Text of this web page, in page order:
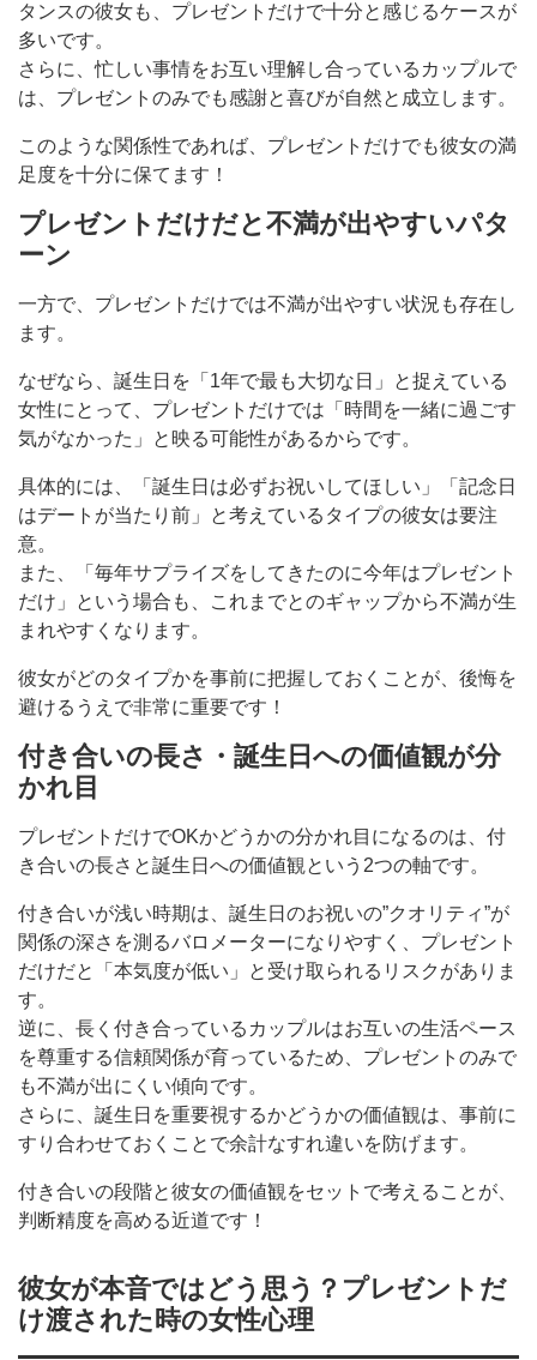
タンスの彼女も、プレゼントだけで十分と感じるケースが
多いです。
さらに、忙しい事情をお互い理解し合っているカップルで
は、プレゼントのみでも感謝と喜びが自然と成立します。
このような関係性であれば、プレゼントだけでも彼女の満
足度を十分に保てます！
プレゼントだけだと不満が出やすいパタ
ーン
一方で、プレゼントだけでは不満が出やすい状況も存在し
ます。
なぜなら、誕生日を「1年で最も大切な日」と捉えている
女性にとって、プレゼントだけでは「時間を一緒に過ごす
気がなかった」と映る可能性があるからです。
具体的には、「誕生日は必ずお祝いしてほしい」「記念日
はデートが当たり前」と考えているタイプの彼女は要注
意。
また、「毎年サプライズをしてきたのに今年はプレゼント
だけ」という場合も、これまでとのギャップから不満が生
まれやすくなります。
彼女がどのタイプかを事前に把握しておくことが、後悔を
避けるうえで非常に重要です！
付き合いの長さ・誕生日への価値観が分
かれ目
プレゼントだけでOKかどうかの分かれ目になるのは、付
き合いの長さと誕生日への価値観という2つの軸です。
付き合いが浅い時期は、誕生日のお祝いの”クオリティ”が
関係の深さを測るバロメーターになりやすく、プレゼント
だけだと「本気度が低い」と受け取られるリスクがありま
す。
逆に、長く付き合っているカップルはお互いの生活ペース
を尊重する信頼関係が育っているため、プレゼントのみで
も不満が出にくい傾向です。
さらに、誕生日を重要視するかどうかの価値観は、事前に
すり合わせておくことで余計なすれ違いを防げます。
付き合いの段階と彼女の価値観をセットで考えることが、
判断精度を高める近道です！
彼女が本音ではどう思う？プレゼントだ
け渡された時の女性心理